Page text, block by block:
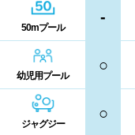
50mプール
-
幼児用プール
○
ジャグジー
○
広島県
徳島県
喫煙スペース
ドライヤー